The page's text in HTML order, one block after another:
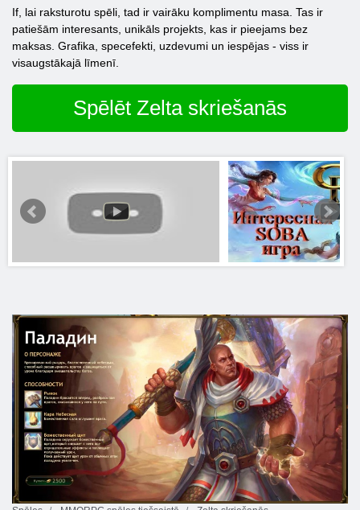
If, lai raksturotu spēli, tad ir vairāku komplimentu masa. Tas ir
patiešām interesants, unikāls projekts, kas ir pieejams bez
maksas. Grafika, specefekti, uzdevumi un iespējas - viss ir
visaugstākajā līmenī.
Spēlēt Zelta skriešanās